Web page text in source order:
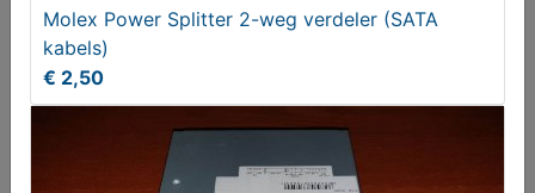
Molex Power Splitter 2-weg verdeler (SATA
kabels)
€ 2,50